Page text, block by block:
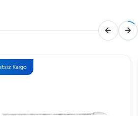
geçin veya web sitemizi
Kargo